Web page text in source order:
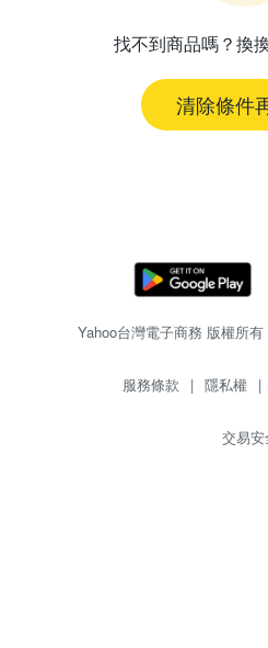
找不到商品嗎？換
清除條件
Yahoo台灣電子商務 版權所
服務條款 | 隱私權 |
交易安